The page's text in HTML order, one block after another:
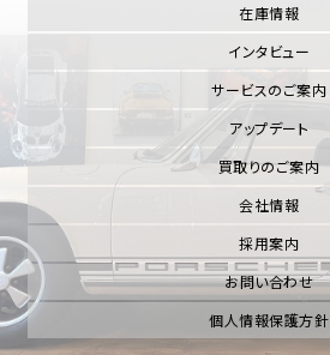
在庫情報
インタビュー
サービスのご案内
アップデート
買取りのご案内
会社情報
採用案内
お問い合わせ
個人情報保護方針